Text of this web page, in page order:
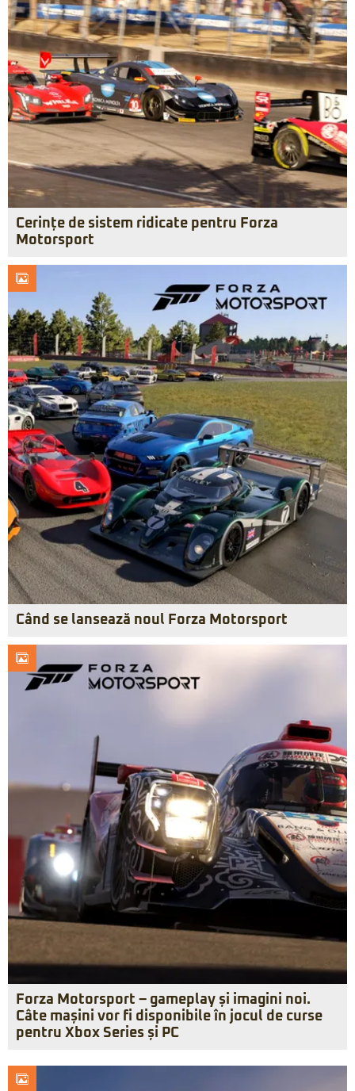
Cerințe de sistem ridicate pentru Forza
Motorsport
Când se lansează noul Forza Motorsport
Forza Motorsport – gameplay și imagini noi.
Câte mașini vor fi disponibile în jocul de curse
pentru Xbox Series și PC